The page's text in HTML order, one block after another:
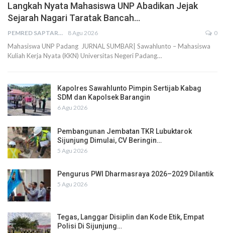
Langkah Nyata Mahasiswa UNP Abadikan Jejak
Sejarah Nagari Taratak Bancah…
PEMRED SAPTARIUS 8 Agu 2026 0
Mahasiswa UNP Padang JURNAL SUMBAR| Sawahlunto – Mahasiswa
Kuliah Kerja Nyata (KKN) Universitas Negeri Padang…
Kapolres Sawahlunto Pimpin Sertijab Kabag
SDM dan Kapolsek Barangin
6 Agu 2026
Pembangunan Jembatan TKR Lubuktarok
Sijunjung Dimulai, CV Beringin…
5 Agu 2026
Pengurus PWI Dharmasraya 2026–2029 Dilantik
5 Agu 2026
Tegas, Langgar Disiplin dan Kode Etik, Empat
Polisi Di Sijunjung…